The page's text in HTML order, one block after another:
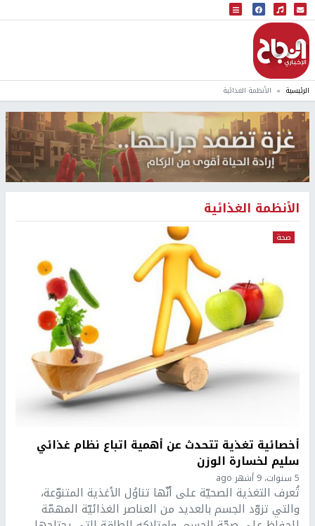
البث المباشر
إذاعة النجاح
الرئيسية الأنظمة الغذائية
الأنظمة الغذائية
صحة
أخصائية تغذية تتحدث عن أهمية اتباع نظام غذائي
سليم لخسارة الوزن
5 سنوات، 9 أشهر ago
تُعرف التغذية الصحيّة على أنّها تناوُل الأغذية المتنوّعة،
والتي تزوّد الجسم بالعديد من العناصر الغذائيّة المهمّة